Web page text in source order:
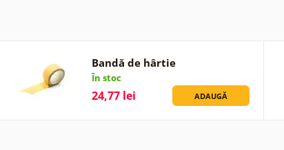
Bandă de hârtie
În stoc
24,77 lei ADAUGĂ